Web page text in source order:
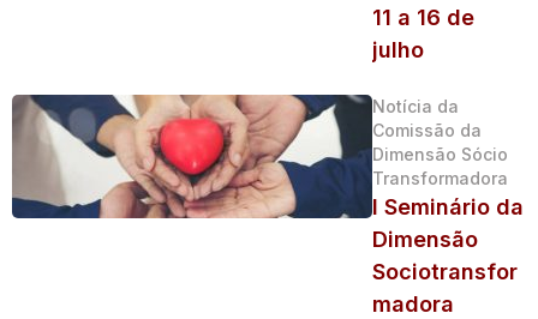
11 a 16 de
julho
Notícia da
Comissão da
Dimensão Sócio
Transformadora
I Seminário da
Dimensão
Sociotransfor
madora